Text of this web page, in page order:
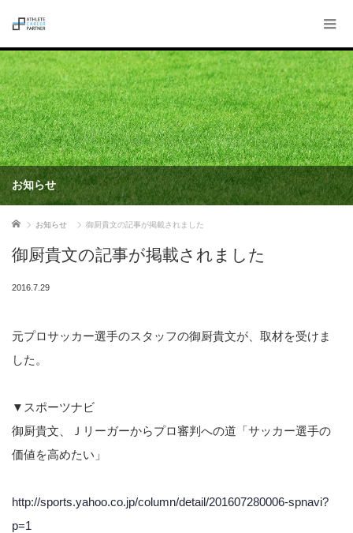
お知らせ
ホーム お知らせ 御厨貴文の記事が掲載されました
御厨貴文の記事が掲載されました
2016.7.29
元プロサッカー選手のスタッフの御厨貴文が、取材を受けま
した。
▼スポーツナビ
御厨貴文、Ｊリーガーからプロ審判への道「サッカー選手の
価値を高めたい」
http://sports.yahoo.co.jp/column/detail/201607280006-spnavi?
p=1